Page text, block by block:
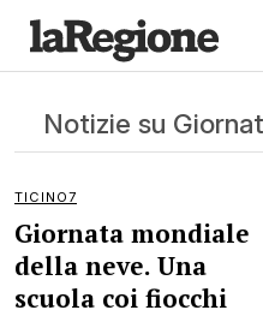
Notizie su
TICINO7
Giornata mondiale
della neve. Una
scuola coi fiocchi